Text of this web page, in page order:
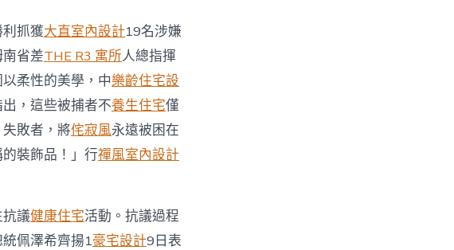
利抓獲大直室內設計19名涉嫌
省差THE R3 寓所人總指揮
柔性的美學，中樂齡住宅設
，這些被捕者不養生住宅僅
敗者，將侘寂風永遠被困在
裝飾品！」行禪風室內設計
議健康住宅活動。抗議過程
佩澤希齊揚1豪宅設計9日表